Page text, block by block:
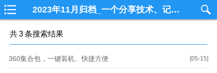
2023年11月归档_一个分享技术、记录生活的个人技术博客一个分享技术、记录生活的个人技术博客
共3条搜索结果
[05-15]
360集合包，一键装机、快捷方便